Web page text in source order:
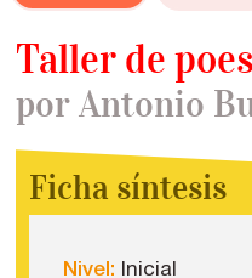
Taller de
por Antonio
Ficha síntesis
Nivel: Inicial